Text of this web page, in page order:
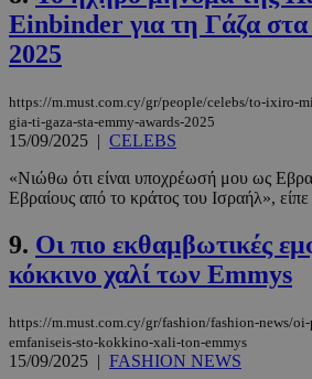
Einbinder για τη Γάζα
2025
https://m.must.com.cy/gr/people/celebs/to-ixiro-
gia-ti-gaza-sta-emmy-awards-2025
15/09/2025 | CELEBS
«Νιώθω ότι είναι υποχρέωσή μου ως
Εβραίους από το κράτος του Ισραήλ»,
9. Οι πιο εκθαμβωτικές
κόκκινο χαλί των Emmys
https://m.must.com.cy/gr/fashion/fashion-news/
emfaniseis-sto-kokkino-xali-ton-emmys
15/09/2025 | FASHION NEWS